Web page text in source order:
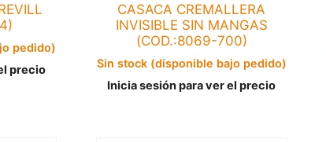
pedido)
precio
CASACA CREMALLERA
INVISIBLE SIN MANGAS
(COD.:8069-700)
Sin stock (disponible bajo pedido)
Inicia sesión para ver el precio